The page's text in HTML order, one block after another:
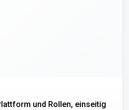
und Rollen, einseitig